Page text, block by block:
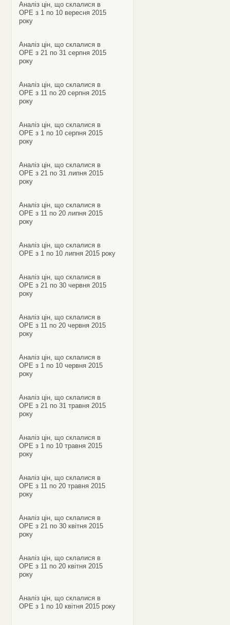
Аналіз цін, що склалися в
ОРЕ з 1 по 10 вересня 2015
року
Аналіз цін, що склалися в
ОРЕ з 21 по 31 серпня 2015
року
Аналіз цін, що склалися в
ОРЕ з 11 по 20 серпня 2015
року
Аналіз цін, що склалися в
ОРЕ з 1 по 10 серпня 2015
року
Аналіз цін, що склалися в
ОРЕ з 21 по 31 липня 2015
року
Аналіз цін, що склалися в
ОРЕ з 11 по 20 липня 2015
року
Аналіз цін, що склалися в
ОРЕ з 1 по 10 липня 2015 року
Аналіз цін, що склалися в
ОРЕ з 21 по 30 червня 2015
року
Аналіз цін, що склалися в
ОРЕ з 11 по 20 червня 2015
року
Аналіз цін, що склалися в
ОРЕ з 1 по 10 червня 2015
року
Аналіз цін, що склалися в
ОРЕ з 21 по 31 травня 2015
року
Аналіз цін, що склалися в
ОРЕ з 1 по 10 травня 2015
року
Аналіз цін, що склалися в
ОРЕ з 11 по 20 травня 2015
року
Аналіз цін, що склалися в
ОРЕ з 21 по 30 квітня 2015
року
Аналіз цін, що склалися в
ОРЕ з 11 по 20 квітня 2015
року
Аналіз цін, що склалися в
ОРЕ з 1 по 10 квітня 2015 року